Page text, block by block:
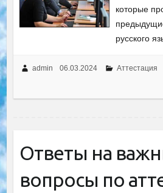
которые
русского
admin 06.03.2024 Аттестация
Ответы на
вопросы по